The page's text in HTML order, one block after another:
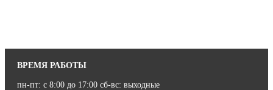
ВРЕМЯ РАБОТЫ
пн-пт: с 8:00 до 17:00 сб-вс: выходные